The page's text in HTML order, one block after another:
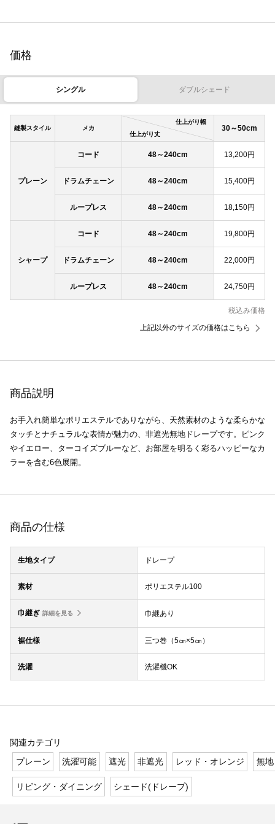
価格
シングル ダブルシェード
縫製スタイル メカ
仕上がり幅
仕上がり丈
30～50cm
プレーン
コード 48～240cm 13,200円
ドラムチェーン 48～240cm 15,400円
ループレス 48～240cm 18,150円
シャープ
コード 48～240cm 19,800円
ドラムチェーン 48～240cm 22,000円
ループレス 48～240cm 24,750円
税込み価格
上記以外のサイズの価格はこちら
商品説明
お手入れ簡単なポリエステルでありながら、天然素材のような柔らかな
タッチとナチュラルな表情が魅力の、非遮光無地ドレープです。ピンク
やイエロー、ターコイズブルーなど、お部屋を明るく彩るハッピーなカ
ラーを含む6色展開。
商品の仕様
生地タイプ ドレープ
素材 ポリエステル100
巾継ぎ 詳細を見る 巾継あり
裾仕様 三つ巻（5㎝×5㎝）
洗濯 洗濯機OK
関連カテゴリ
プレーン
洗濯可能 遮光 非遮光 レッド・オレンジ 無地
リビング・ダイニング シェード(ドレープ)